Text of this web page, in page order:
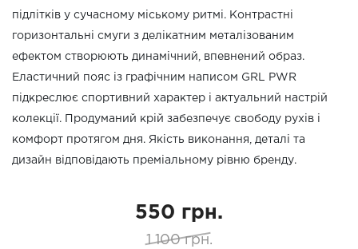
підлітків у сучасному міському ритмі. Контрастні
горизонтальні смуги з делікатним металізованим
ефектом створюють динамічний, впевнений образ.
Еластичний пояс із графічним написом GRL PWR
підкреслює спортивний характер і актуальний настрій
колекції. Продуманий крій забезпечує свободу рухів і
комфорт протягом дня. Якість виконання, деталі та
дизайн відповідають преміальному рівню бренду.
550 грн.
1 100 грн.